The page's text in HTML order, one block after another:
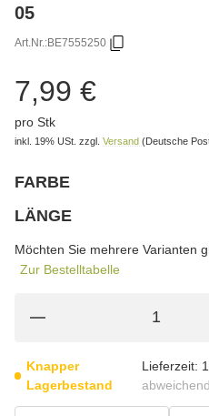
05
Art.Nr.:BE7555250
7,99 €
pro Stk
inkl. 19% USt. zzgl. Versand (Deutsche
FARBE
LÄNGE
Möchten Sie mehrere Varianten
Zur Bestelltabelle
Knapper
Lagerbestand
Lieferzeit: